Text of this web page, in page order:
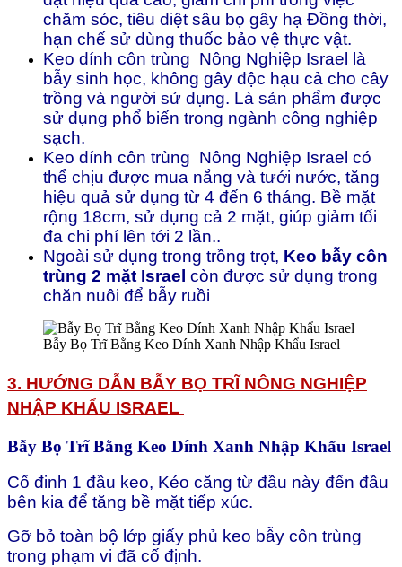
chăm sóc, tiêu diệt sâu bọ gây hạ Đồng thời,
hạn chế sử dùng thuốc bảo vệ thực vật.
Keo dính côn trùng Nông Nghiệp Israel là
bẫy sinh học, không gây độc hạu cả cho cây
trồng và người sử dụng. Là sản phẩm được
sử dụng phổ biến trong ngành công nghiệp
sạch.
Keo dính côn trùng Nông Nghiệp Israel có
thể chịu được mua nắng và tưới nước, tăng
hiệu quả sử dụng từ 4 đến 6 tháng. Bề mặt
rộng 18cm, sử dụng cả 2 mặt, giúp giảm tối
đa chi phí lên tới 2 lần..
Ngoài sử dụng trong trồng trọt, Keo bẫy côn
trùng 2 mặt Israel còn được sử dụng trong
chăn nuôi để bẫy ruồi
Bẫy Bọ Trĩ Bằng Keo Dính Xanh Nhập Khẩu Israel
3. HƯỚNG DẪN BẪY BỌ TRĨ NÔNG NGHIỆP
NHẬP KHẨU ISRAEL
Bẫy Bọ Trĩ Bằng Keo Dính Xanh Nhập Khẩu Israel
Cố đinh 1 đầu keo, Kéo căng từ đầu này đến đầu
bên kia để tăng bề mặt tiếp xúc.
Gỡ bỏ toàn bộ lớp giấy phủ keo bẫy côn trùng
trong phạm vi đã cố định.